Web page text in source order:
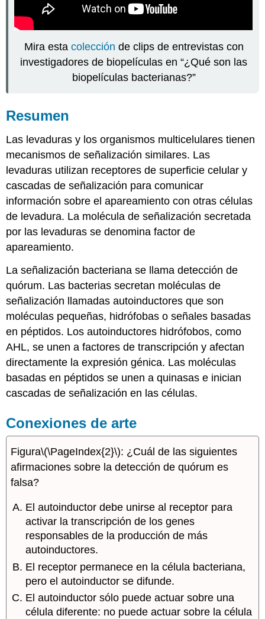
Mira esta colección de clips de entrevistas con
investigadores de biopelículas en “¿Qué son las
biopelículas bacterianas?”
Resumen
Las levaduras y los organismos multicelulares tienen
mecanismos de señalización similares. Las
levaduras utilizan receptores de superficie celular y
cascadas de señalización para comunicar
información sobre el apareamiento con otras células
de levadura. La molécula de señalización secretada
por las levaduras se denomina factor de
apareamiento.
La señalización bacteriana se llama detección de
quórum. Las bacterias secretan moléculas de
señalización llamadas autoinductores que son
moléculas pequeñas, hidrófobas o señales basadas
en péptidos. Los autoinductores hidrófobos, como
AHL, se unen a factores de transcripción y afectan
directamente la expresión génica. Las moléculas
basadas en péptidos se unen a quinasas e inician
cascadas de señalización en las células.
Conexiones de arte
Figura\(\PageIndex{2}\): ¿Cuál de las siguientes
afirmaciones sobre la detección de quórum es
falsa?
El autoinductor debe unirse al receptor para
activar la transcripción de los genes
responsables de la producción de más
autoinductores.
El receptor permanece en la célula bacteriana,
pero el autoinductor se difunde.
El autoinductor sólo puede actuar sobre una
célula diferente: no puede actuar sobre la célula